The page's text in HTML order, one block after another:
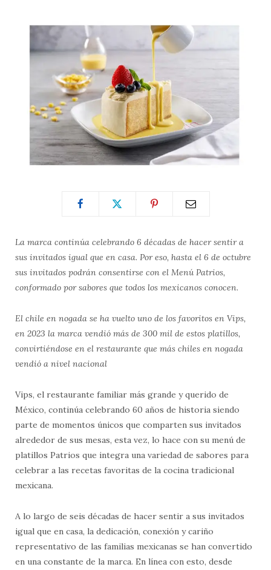
La marca continúa celebrando 6 décadas de hacer sentir a
sus invitados igual que en casa. Por eso, hasta el 6 de octubre
sus invitados podrán consentirse con el Menú Patrios,
conformado por sabores que todos los mexicanos conocen.
El chile en nogada se ha vuelto uno de los favoritos en Vips,
en 2023 la marca vendió más de 300 mil de estos platillos,
convirtiéndose en el restaurante que más chiles en nogada
vendió a nivel nacional
Vips, el restaurante familiar más grande y querido de
México, continúa celebrando 60 años de historia siendo
parte de momentos únicos que comparten sus invitados
alrededor de sus mesas, esta vez, lo hace con su menú de
platillos Patrios que integra una variedad de sabores para
celebrar a las recetas favoritas de la cocina tradicional
mexicana.
A lo largo de seis décadas de hacer sentir a sus invitados
igual que en casa, la dedicación, conexión y cariño
representativo de las familias mexicanas se han convertido
en una constante de la marca. En línea con esto, desde